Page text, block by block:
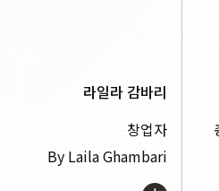
라일라 감바리
창업자
By Laila Ghambari